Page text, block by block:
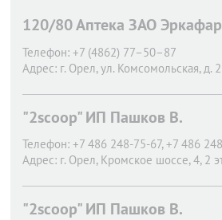
120/80 Аптека ЗАО
Телефон: +7 (4862) 77–50–87
Адрес: г. Орел, ул. Комсомольская, д.
"2scoop" ИП Пашков В.
Телефон: +7 486 248-75-67, +7 486
Адрес: г. Орел, Кромское шоссе, 4, 2
"2scoop" ИП Пашков В.